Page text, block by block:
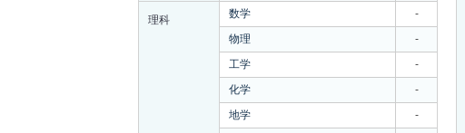
理科 数学
-
物理
-
工学
-
化学
-
地学
-